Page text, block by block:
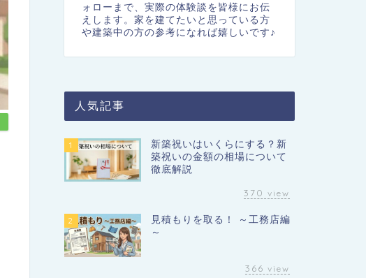
ォローまで、実際の体験談を皆様にお伝
えします。家を建てたいと思っている方
や建築中の方の参考になれば嬉しいです♪
人気記事
1
新築祝いはいくらにする？新
築祝いの金額の相場について
徹底解説
370 view
2
見積もりを取る！ ～工務店編
～
366 view